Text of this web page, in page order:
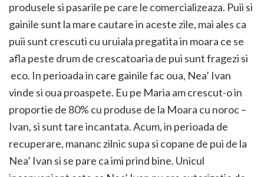
produsele si pasarile pe care le comercializeaza. Puii si
gainile sunt la mare cautare in aceste zile, mai ales ca
puii sunt crescuti cu uruiala pregatita in moara ce se
afla peste drum de crescatoaria de pui sunt fragezi si
eco. In perioada in care gainile fac oua, Nea’ Ivan
vinde si oua proaspete. Eu pe Maria am crescut-o in
proportie de 80% cu produse de la Moara cu noroc –
Ivan, si sunt tare incantata. Acum, in perioada de
recuperare, mananc zilnic supa si copane de pui de la
Nea’ Ivan si se pare ca imi prind bine. Unicul